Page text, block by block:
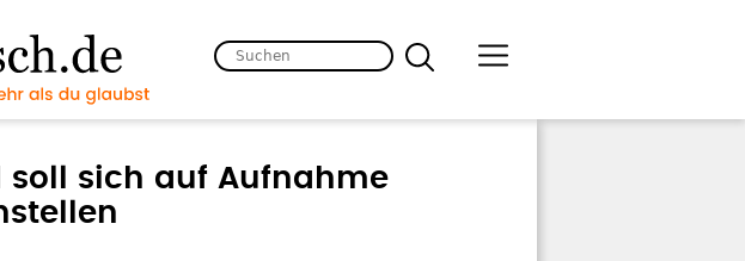
soll sich auf Aufnahme